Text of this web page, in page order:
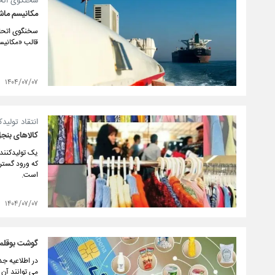
مکانیسم
سخنگوی
قالب
۱۴۰۴/۰۷/۰۷
انتقاد
کالاهای
یک
که ورود
است.
۱۴۰۴/۰۷/۰۷
گوشت
می توانند